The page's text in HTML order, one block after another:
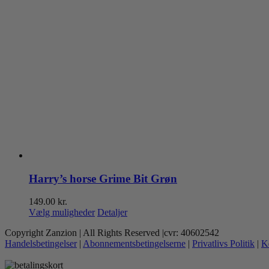
Harry’s horse Grime Bit Grøn
149.00 kr.
Vælg muligheder Dette
har
flere
Detaljer
Copyright Zanzion | All Rights Reserved |cvr: 40602542
Handelsbetingelser | Abonnementsbetingelserne | Privatlivs Politik |